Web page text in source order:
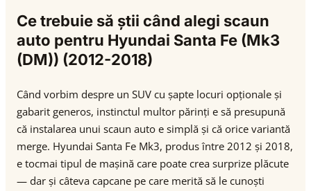
Ce trebuie să știi când alegi scaun
auto pentru Hyundai Santa Fe (Mk3
(DM)) (2012-2018)
Când vorbim despre un SUV cu șapte locuri opționale și
gabarit generos, instinctul multor părinți e să presupună
că instalarea unui scaun auto e simplă și că orice variantă
merge. Hyundai Santa Fe Mk3, produs între 2012 și 2018,
e tocmai tipul de mașină care poate crea surprize plăcute
— dar și câteva capcane pe care merită să le cunoști